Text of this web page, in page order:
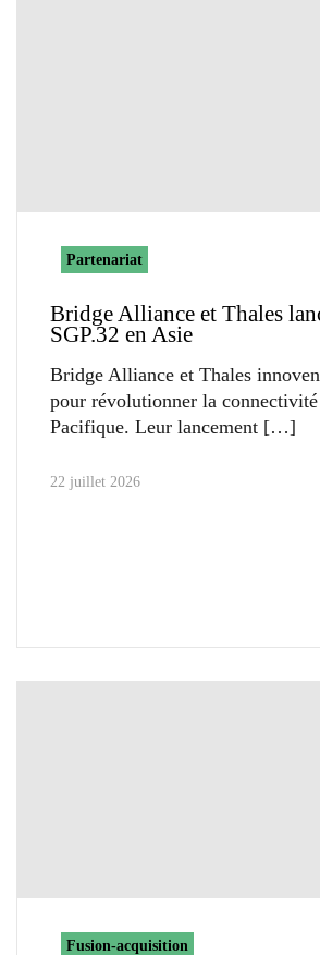
Partenariat
Bridge Alliance et Thales
SGP.32 en Asie
Bridge Alliance et Thales
pour révolutionner la
Pacifique. Leur lancement
22 juillet 2026
Fusion-acquisition